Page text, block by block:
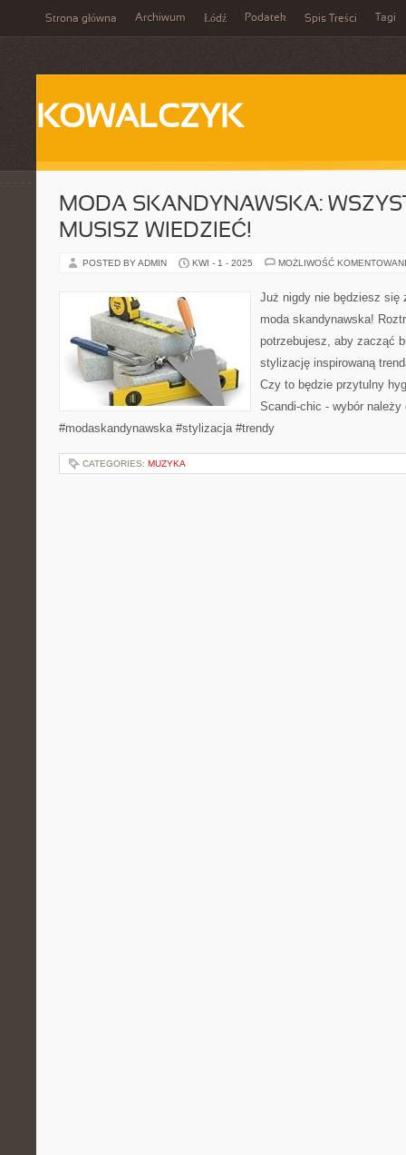
Strona główna Archiwum Łódź Podatek Spis Treści Tagi
KOWALCZYK
MODA SKANDYNAWSKA:
MUSISZ WIEDZIEĆ!
POSTED BY ADMIN KWI - 1 - 2025 MOŻLIWOŚĆ
Już nigdy nie będziesz się
moda skandynawska!
potrzebujesz, aby zacząć
stylizację inspirowaną
Czy to będzie przytulny
Scandi-chic - wybór należy
#modaskandynawska #stylizacja #trendy
CATEGORIES: MUZYKA